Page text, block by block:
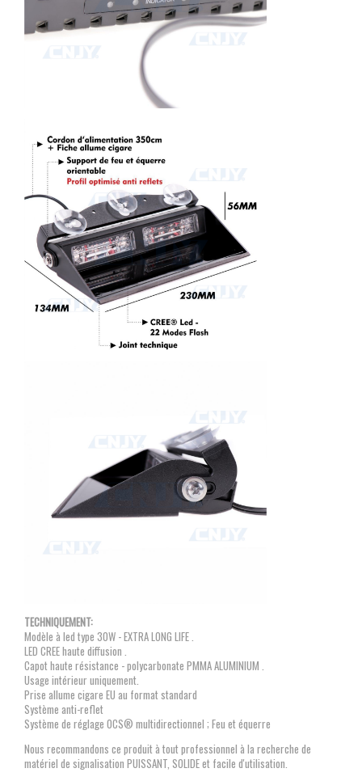
TECHNIQUEMENT:
Modèle à led type 30W - EXTRA LONG LIFE .
LED CREE haute diffusion .
Capot haute résistance - polycarbonate PMMA ALUMINIUM .
Usage intérieur uniquement.
Prise allume cigare EU au format standard
Système anti-reflet
Système de réglage OCS® multidirectionnel ; Feu et équerre
Nous recommandons ce produit à tout professionnel à la recherche de
matériel de signalisation PUISSANT, SOLIDE et facile d'utilisation.